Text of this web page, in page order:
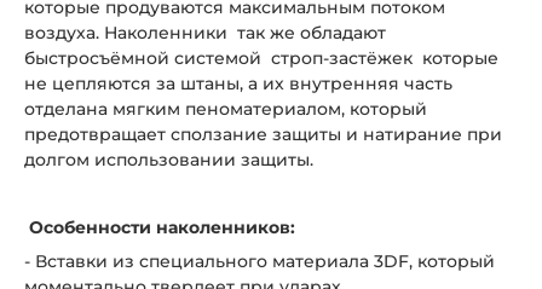
которые продуваются максимальным потоком
воздуха. Наколенники так же обладают
быстросъёмной системой строп-застёжек которые
не цепляются за штаны, а их внутренняя часть
отделана мягким пеноматериалом, который
предотвращает сползание защиты и натирание при
долгом использовании защиты.
Особенности наколенников:
- Вставки из специального материала 3DF, который